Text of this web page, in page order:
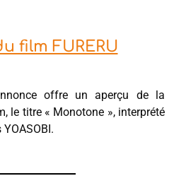
film FURERU
offre un aperçu de la
le titre « Monotone », interprété